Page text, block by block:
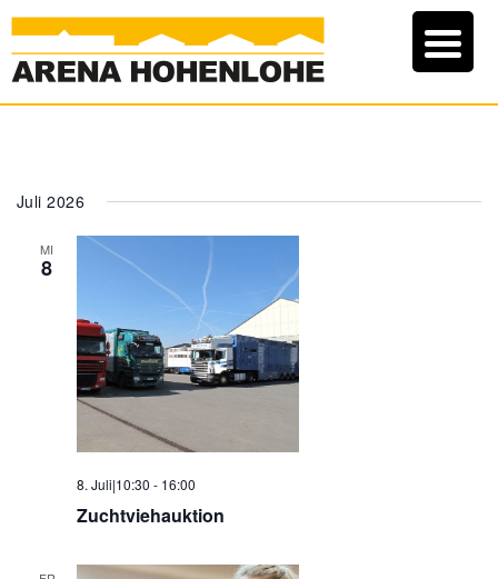
Juli 2026
MI
8
8. Juli|10:30 - 16:00
Zuchtviehauktion